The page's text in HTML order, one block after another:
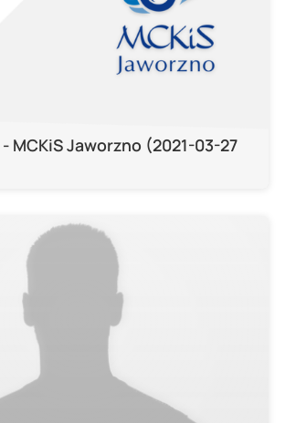
MCKiS Jaworzno (2021-03-27